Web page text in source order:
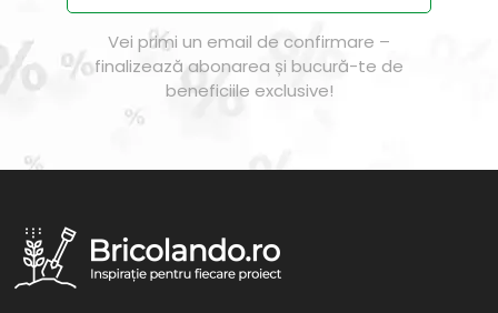
Vei primi un email de confirmare –
finalizează abonarea și bucură-te de
beneficiile exclusive!